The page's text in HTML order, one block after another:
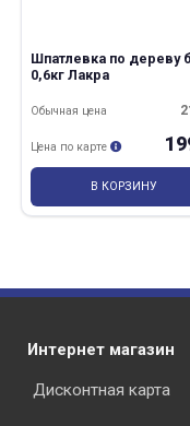
Шпатлевка по дереву
0,6кг Лакра
Обычная цена
Цена по карте
В КОРЗИНУ
Интернет магазин
Дисконтная карта